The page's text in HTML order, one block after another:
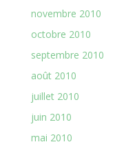
novembre 2010
octobre 2010
septembre 2010
août 2010
juillet 2010
juin 2010
mai 2010